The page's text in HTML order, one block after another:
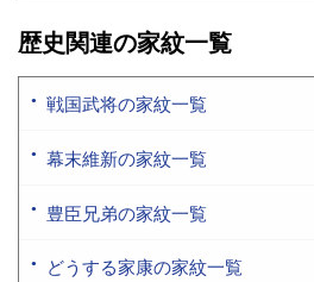
歴史関連の家紋一覧
戦国武将の家紋一覧
幕末維新の家紋一覧
豊臣兄弟の家紋一覧
どうする家康の家紋一覧